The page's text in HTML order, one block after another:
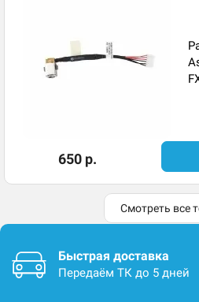
650 р.
Смотреть все
Быстрая доставка
Передаём ТК до 5 дней